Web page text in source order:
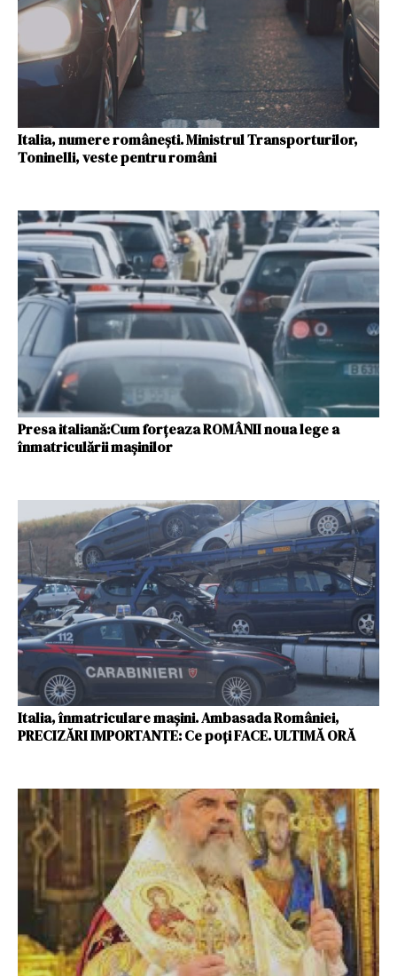
Italia, numere românești. Ministrul Transporturilor,
Toninelli, veste pentru români
Presa italiană:Cum forțeaza ROMÂNII noua lege a
înmatriculării mașinilor
Italia, înmatriculare mașini. Ambasada României,
PRECIZĂRI IMPORTANTE: Ce poți FACE. ULTIMĂ ORĂ